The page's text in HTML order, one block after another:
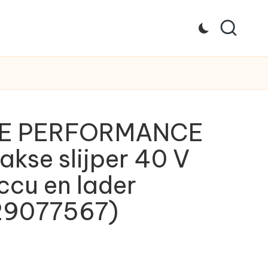
PERFORMANCE
slijper 40 V
en lader